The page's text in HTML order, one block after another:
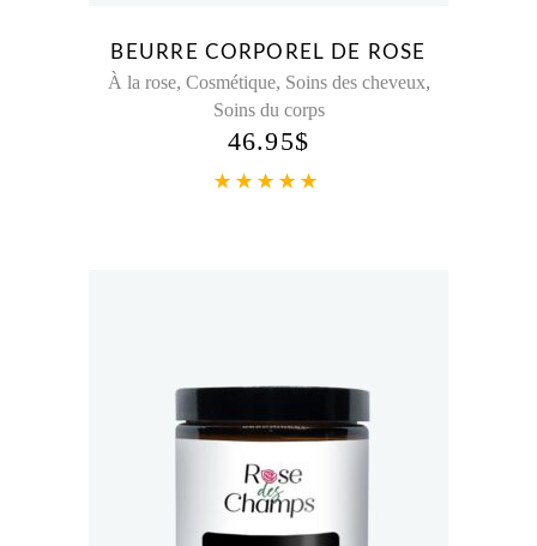
BEURRE CORPOREL DE ROSE
À la rose, Cosmétique, Soins des cheveux,
Soins du corps
46.95$